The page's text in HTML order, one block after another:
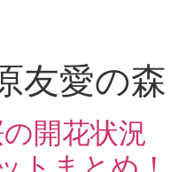
友愛の森
開花状況